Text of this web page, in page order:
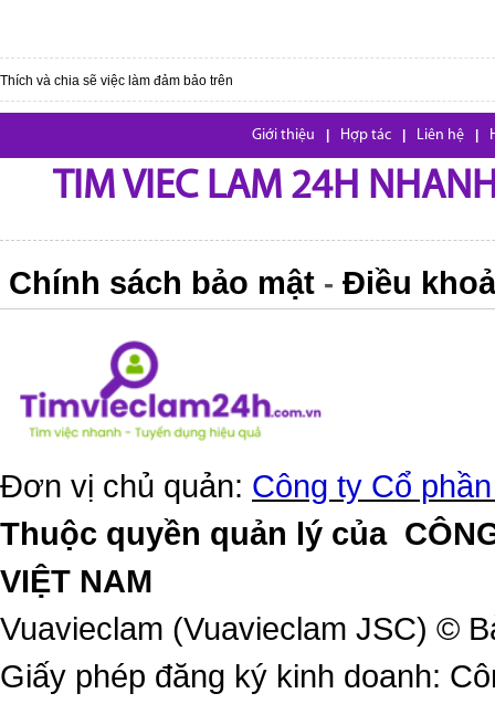
Thích và chia sẽ việc làm đảm bảo trên
Giới thiệu Hợp tác Liên hệ
TIM VIEC LAM 24H
Chính sách bảo mật - Điều
Đơn vị chủ quản: Công ty Cổ
Thuộc quyền quản lý của
VIỆT NAM
Vuavieclam (Vuavieclam JSC) ©
Giấy phép đăng ký kinh doanh: